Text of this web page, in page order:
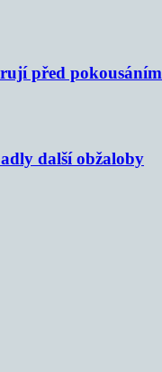
před pokousáním
další obžaloby